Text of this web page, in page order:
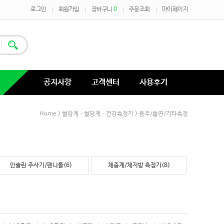
로그인 회원가입 장바구니 0 주문조회 마이페이지
공지사항 고객센터 사용후기
Home > 혈압계ㆍ혈당계ㆍ건강측정기 > 음주/흡연/기타측정
인슐린 주사기/펜니들(6) 체중계/체지방 측정기(8)